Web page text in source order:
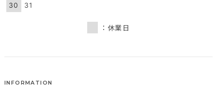
30
31
：休業日
INFORMATION